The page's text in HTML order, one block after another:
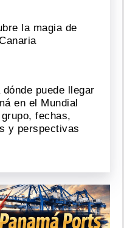
la magia de
dónde puede llegar
en el Mundial
fechas,
y perspectivas